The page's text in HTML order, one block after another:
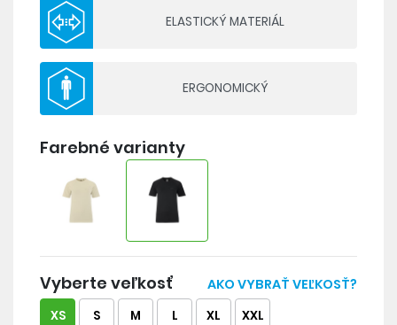
správnou volbou.
Složení: 66 % recyklovaný polyamid, 34 %
recyklovaný polyester
- příjemná a funkční pletenina ze 100%
recyklovaných materiálů
- ergonomický střih pro lepší termoregulaci
- minimum švů pro optimální pohodlí
- ploché švy, které se přizpůsobují pohybům
ELASTICKÝ MATERIÁL
ERGONOMICKÝ
Farebné varianty
Vyberte veľkosť AKO VYBRAŤ VEĽKOSŤ?
XS S M L XL XXL